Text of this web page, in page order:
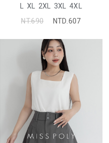
L XL 2XL 3XL 4XL
NT.690
NTD.607